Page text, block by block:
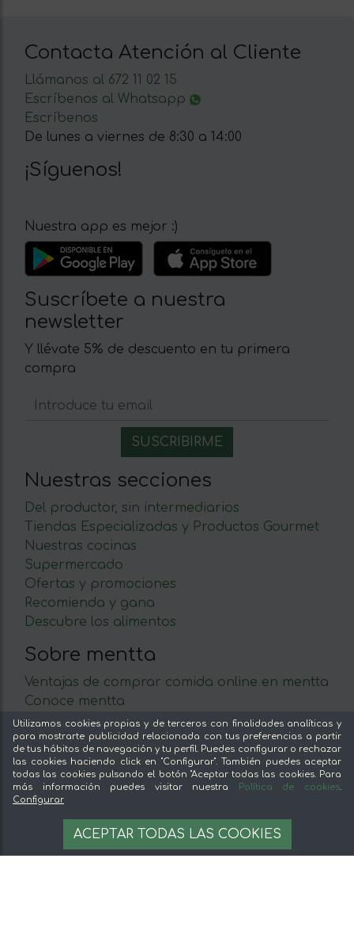
AÑADIR A LA CESTA
Contacta Atención al Cliente
Llámanos al 672 11 02 15
Escríbenos al Whatsapp
Escríbenos
De lunes a viernes de 8:30 a 14:00
¡Síguenos!
Nuestra app es mejor :)
Suscríbete a nuestra
newsletter
Y llévate 5% de descuento en tu primera
compra
Nuestras secciones
Del productor, sin intermediarios
Tiendas Especializadas y Productos Gourmet
Nuestras cocinas
Supermercado
Ofertas y promociones
Recomienda y gana
Descubre los alimentos
Sobre mentta
Ventajas de comprar comida online en mentta
Conoce mentta
Blog de mentta
Vende en mentta
Fidelización
Preguntas frecuentes
Legal
Aviso legal
Términos y condiciones
Utilizamos cookies propias y de terceros con finalidades analíticas y
para mostrarte publicidad relacionada con tus preferencias a partir
de tus hábitos de navegación y tu perfil. Puedes configurar o rechazar
las cookies haciendo click en "Configurar". También puedes aceptar
todas las cookies pulsando el botón "Aceptar todas las cookies. Para
más información puedes visitar nuestra
Política de cookies.
Configurar
ACEPTAR TODAS LAS COOKIES